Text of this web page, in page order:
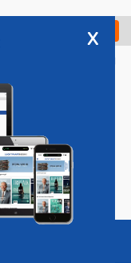
Check in
Vacatures
x